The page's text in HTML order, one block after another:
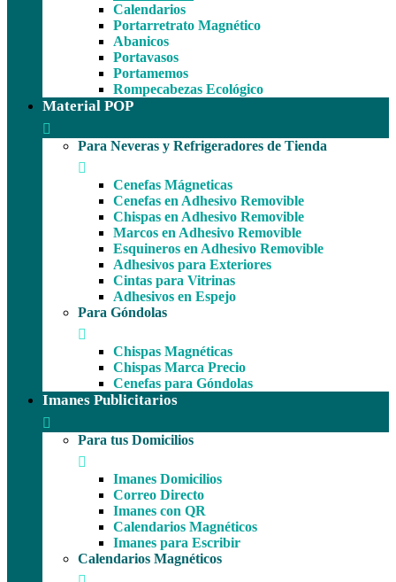
Calendarios
Portarretrato Magnético
Abanicos
Portavasos
Portamemos
Rompecabezas Ecológico
Material POP
Para Neveras y Refrigeradores de Tienda
Cenefas Mágneticas
Cenefas en Adhesivo Removible
Chispas en Adhesivo Removible
Marcos en Adhesivo Removible
Esquineros en Adhesivo Removible
Adhesivos para Exteriores
Cintas para Vitrinas
Adhesivos en Espejo
Para Góndolas
Chispas Magnéticas
Chispas Marca Precio
Cenefas para Góndolas
Imanes Publicitarios
Para tus Domicilios
Imanes Domicilios
Correo Directo
Imanes con QR
Calendarios Magnéticos
Imanes para Escribir
Calendarios Magnéticos